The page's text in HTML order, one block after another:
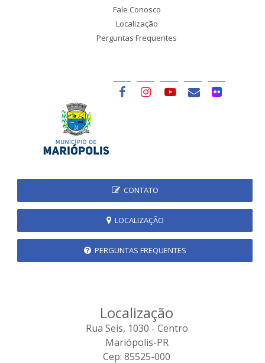
Fale Conosco
Localização
Perguntas Frequentes
CONTATO
LOCALIZAÇÃO
PERGUNTAS FREQUENTES
Localização
Rua Seis, 1030 - Centro
Mariópolis-PR
Cep: 85525-000